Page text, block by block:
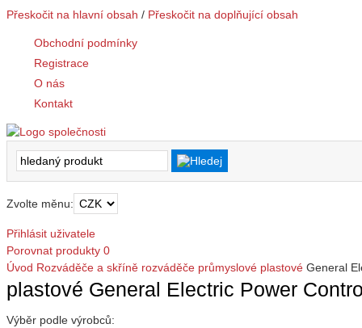
Přeskočit na hlavní obsah / Přeskočit na doplňující obsah
Obchodní podmínky
Registrace
O nás
Kontakt
Zvolte měnu:
Přihlásit uživatele
Porovnat produkty 0
Úvod Rozváděče a skříně rozváděče průmyslové plastové General
plastové General Electric Power
Výběr podle výrobců: